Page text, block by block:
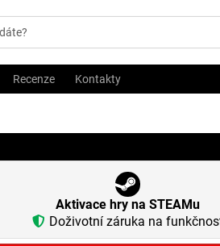
Recenze Kontakty
Aktivace hry na STEAMu
Doživotní záruka na